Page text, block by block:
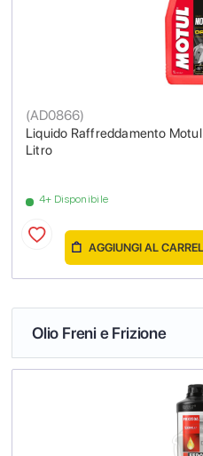
Liquido Raffreddamento
Litro
(AD0866)
4+ Disponibile
AGGIUNGI AL
Olio Freni e Frizione